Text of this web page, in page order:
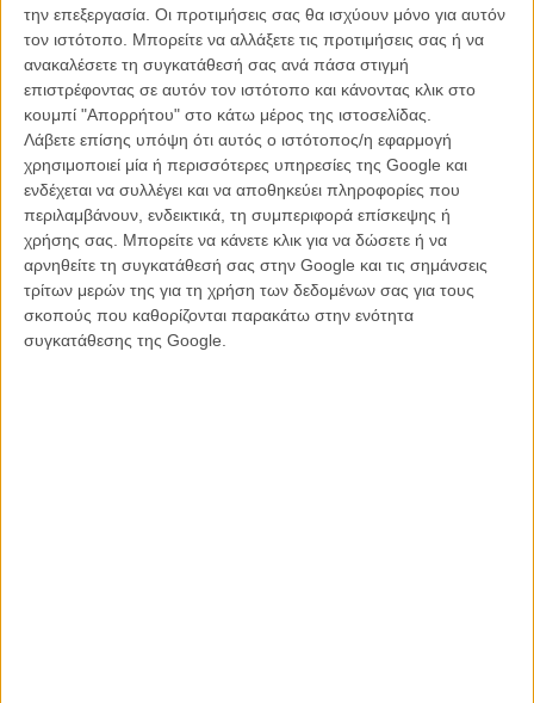
την επεξεργασία. Οι προτιμήσεις σας θα ισχύουν μόνο για αυτόν
τον ιστότοπο. Μπορείτε να αλλάξετε τις προτιμήσεις σας ή να
ανακαλέσετε τη συγκατάθεσή σας ανά πάσα στιγμή
επιστρέφοντας σε αυτόν τον ιστότοπο και κάνοντας κλικ στο
κουμπί "Απορρήτου" στο κάτω μέρος της ιστοσελίδας.
Λάβετε επίσης υπόψη ότι αυτός ο ιστότοπος/η εφαρμογή
χρησιμοποιεί μία ή περισσότερες υπηρεσίες της Google και
ενδέχεται να συλλέγει και να αποθηκεύει πληροφορίες που
περιλαμβάνουν, ενδεικτικά, τη συμπεριφορά επίσκεψης ή
χρήσης σας. Μπορείτε να κάνετε κλικ για να δώσετε ή να
αρνηθείτε τη συγκατάθεσή σας στην Google και τις σημάνσεις
τρίτων μερών της για τη χρήση των δεδομένων σας για τους
σκοπούς που καθορίζονται παρακάτω στην ενότητα
συγκατάθεσης της Google.
Η πρώτη φωτογραφία από το «Regression» κυκλοφόρησε στις 11.06
Στοιχεία για την πλοκή του «Regression» δεν είναι ακόμα γνωστά,
πέρα απ' το ότι ο Ιθαν Χοκ υποδύεται έναν ιδιωτικό ντετέκτιβ που
διερευνά την κατηγορία της Εμα Γουότσον εναντίον του πατέρα της,
για ένα ειδεχθές έγκλημα, αλλά σκηνοθέτης και πρωταγωνίστρια
μοιάζουν αμοιβαία ενθουσιασμένοι για τη συνεργασία τους. «Είμαι
παθιασμένη φαν του Αλεχάντρο και της δουλειάς του,» δηλώνει η